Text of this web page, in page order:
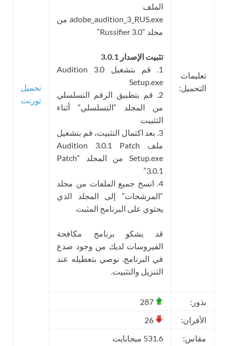
تحميل
تورنت
تعليمات
التحميل:
الملف
adobe_audition_3_RUS.exe من
مجلد “Russifier 3.0”
تثبيت الإصدار 3.0.1
1. قم بتشغيل Audition 3.0
Setup.exe
2. قم بتطبيق الرقم التسلسلي
من المجلد “التسلسلي” أثناء
التثبيت
3. بعد اكتمال التثبيت، قم بتشغيل
ملف Audition 3.0.1 Patch
Setup.exe من المجلد “Patch
3.0.1”
4. انسخ جميع الملفات من مجلد
“المرشحات” إلى المجلد الذي
يحتوي على البرنامج المثبت
قد يشكو برنامج مكافحة
الفيروسات لديك من وجود صدع
في البرنامج. نوصي بتعطيله عند
التنزيل والتثبيت.
بذور:
الأقران:
مقاس:
531.6 ميجابايت